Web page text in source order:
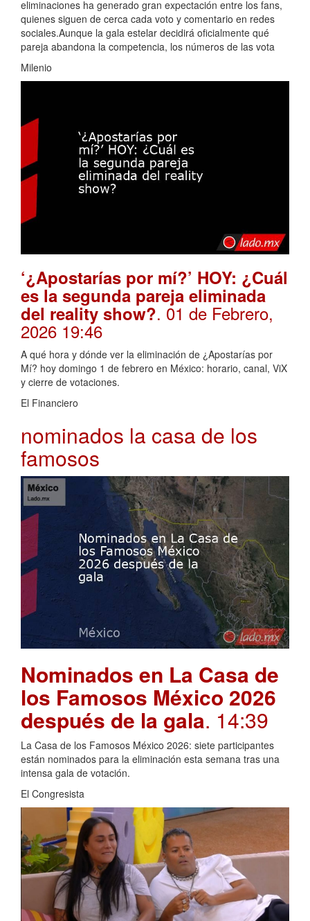
eliminaciones ha generado gran expectación entre los fans,
quienes siguen de cerca cada voto y comentario en redes
sociales.Aunque la gala estelar decidirá oficialmente qué
pareja abandona la competencia, los números de las vota
Milenio
‘¿Apostarías por mí?’ HOY: ¿Cuál
es la segunda pareja eliminada
del reality show?. 01 de Febrero,
2026 19:46
A qué hora y dónde ver la eliminación de ¿Apostarías por
Mí? hoy domingo 1 de febrero en México: horario, canal, ViX
y cierre de votaciones.
El Financiero
nominados la casa de los
famosos
Nominados en La Casa de
los Famosos México 2026
después de la gala. 14:39
La Casa de los Famosos México 2026: siete participantes
están nominados para la eliminación esta semana tras una
intensa gala de votación.
El Congresista